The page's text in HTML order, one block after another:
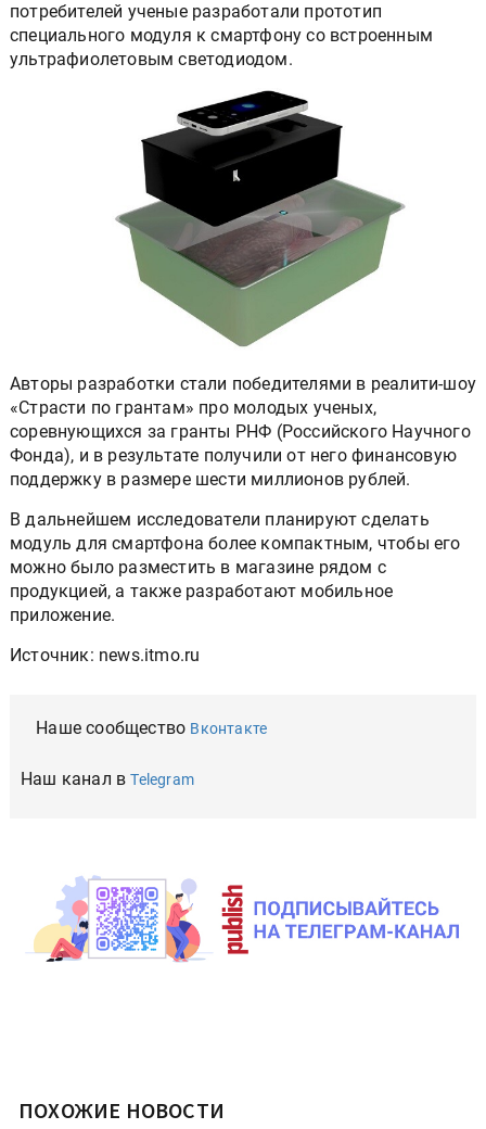
потребителей ученые разработали прототип
специального модуля к смартфону со встроенным
ультрафиолетовым светодиодом.
Авторы разработки стали победителями в реалити-шоу
«Страсти по грантам» про молодых ученых,
соревнующихся за гранты РНФ (Российского Научного
Фонда), и в результате получили от него финансовую
поддержку в размере шести миллионов рублей.
В дальнейшем исследователи планируют сделать
модуль для смартфона более компактным, чтобы его
можно было разместить в магазине рядом с
продукцией, а также разработают мобильное
приложение.
Источник: news.itmo.ru
Наше сообщество Вконтакте
Наш канал вTelegram
ПОХОЖИЕ НОВОСТИ